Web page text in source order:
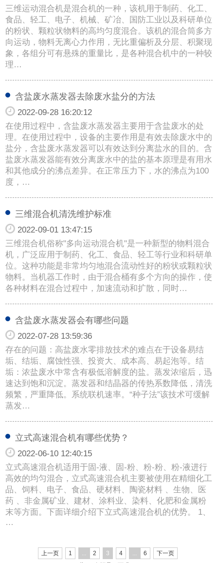
三维运动混合机是混合机的一种，该机用于制药、化工、
食品、轻工、电子、机械、矿冶、国防工业以及科研单位
的粉状、颗粒状物料的高均匀度混合。该机的混合筒多方
向运动，物料无离心力作用，无比重偏析及分层、积聚现
象，各组分可有悬殊的重量比，是各种混合机中的一种较
理…
含盐废水蒸发器去除废水盐分的方法
2022-09-28 16:20:12
在使用过程中，含盐废水蒸发器主要用于含盐废水的处
理。在使用过程中，设备的主要作用是有效去除废水中的
盐分，含盐废水蒸发器可以有效达到分离盐水的目的。含
盐废水蒸发器能有效分离废水中的盐的基本原理是有用水
和其他成分的沸点差异。在正常压力下，水的沸点为100
度，…
三维混合机清洗维护标准
2022-09-01 13:47:15
三维混合机俗称"多向运动混合机"是一种新型的物料混合
机，广泛应用于制药、化工、食品、轻工等行业和科研单
位。这种功能是非常均匀地混合流动性好的粉状或颗粒状
物料。当机器工作时，由于混合桶有多个方向的操作，使
各种材料在混合过程中，加速流动和扩散，同时…
含盐废水蒸发器会有哪些问题
2022-07-28 13:59:36
存在的问题：高盐废水零排放技术的难点在于设备易结
垢、结垢、腐蚀性强、投资大、成本高、易起泡等。结
垢：浓盐废水中常含有极低溶解度的盐。蒸发浓缩后，迅
速达到饱和沉淀。蒸发器和结晶器的传热系数降低，清洗
频繁，严重降低。系统联机速率。“种子法”该技术可缓解
蒸发…
立式高速混合机有哪些优势？
2022-06-10 12:40:15
立式高速混合机适用于固-液、固-粉、粉-粉、粉-液进行
高效的均匀混合，立式高速混合机主要被使用在精细化工
品、饲料、电子、食品、硬材料、陶瓷材料 、生物、医
药 、非金属矿业、建材、涂料业、染料、化肥和金属粉
末等方面。下面详细介绍下立式高速混合机的优势。 1、
…
上一页 1 ... 2 3 4 ... 6
下一页